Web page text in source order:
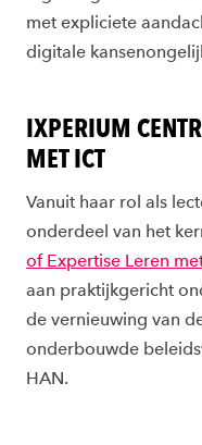
met expliciete
digitale
IXPERIUM
MET ICT
Vanuit haar rol als
onderdeel van het
of Expertise Leren
aan praktijkgericht
de vernieuwing van
onderbouwde
HAN.